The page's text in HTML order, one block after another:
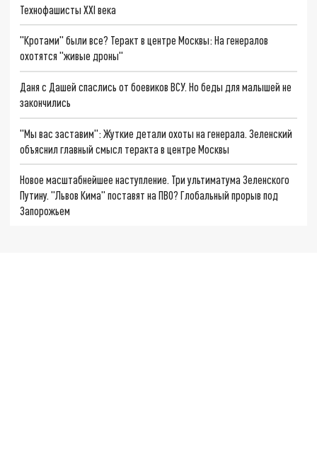
Технофашисты XXI века
"Кротами" были все? Теракт в центре Москвы: На генералов
охотятся "живые дроны"
Даня с Дашей спаслись от боевиков ВСУ. Но беды для малышей не
закончились
"Мы вас заставим": Жуткие детали охоты на генерала. Зеленский
объяснил главный смысл теракта в центре Москвы
Новое масштабнейшее наступление. Три ультиматума Зеленского
Путину. "Львов Кима" поставят на ПВО? Глобальный прорыв под
Запорожьем